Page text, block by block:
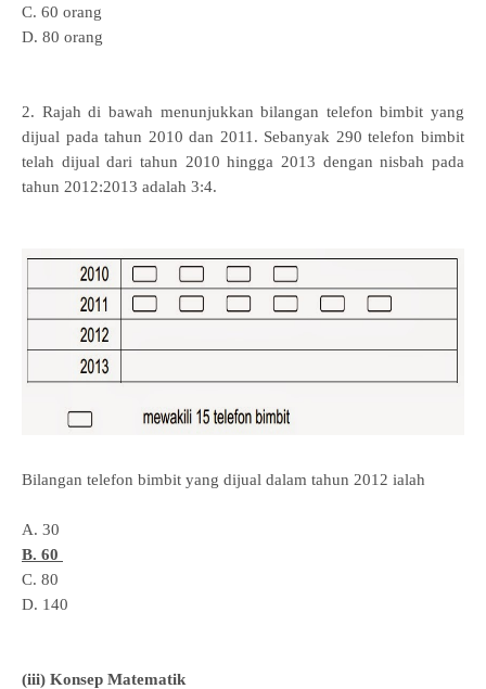
C. 60 orang
D. 80 orang
2. Rajah di bawah menunjukkan bilangan telefon bimbit yang
dijual pada tahun 2010 dan 2011. Sebanyak 290 telefon bimbit
telah dijual dari tahun 2010 hingga 2013 dengan nisbah pada
tahun 2012:2013 adalah 3:4.
Bilangan telefon bimbit yang dijual dalam tahun 2012 ialah
A. 30
B. 60
C. 80
D. 140
(iii) Konsep Matematik